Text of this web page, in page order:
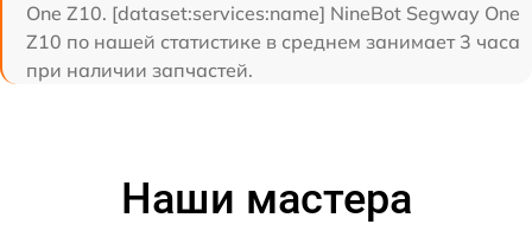
One Z10. [dataset:services:name] NineBot Segway One
Z10 по нашей статистике в среднем занимает 3 часа
при наличии запчастей.
Наши мастера